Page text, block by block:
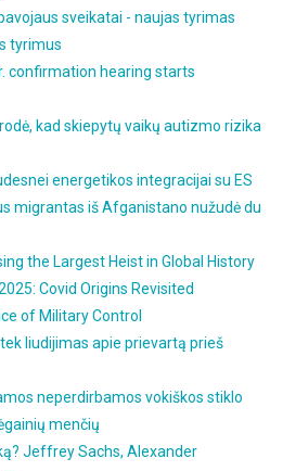
sveikatai - naujas tyrimas
tyrimus
confirmation hearing starts
kad skiepytų vaikų autizmo rizika
energetikos integracijai su ES
migrantas iš Afganistano nužudė du
the Largest Heist in Global History
Covid Origins Revisited
of Military Control
liudijimas apie prievartą prieš
neperdirbamos vokiškos stiklo
menčių
Jeffrey Sachs, Alexander